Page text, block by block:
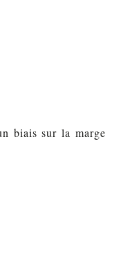
biais sur la marge